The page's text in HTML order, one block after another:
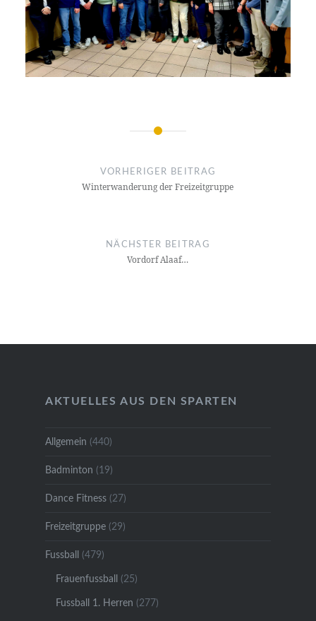
Beitragsnavigation
VORHERIGER BEITRAG
Winterwanderung der Freizeitgruppe
NÄCHSTER BEITRAG
Vordorf Alaaf…
AKTUELLES AUS DEN SPARTEN
Allgemein (440)
Badminton (19)
Dance Fitness(27)
Freizeitgruppe(29)
Fussball (479)
Frauenfussball (25)
Fussball 1. Herren (277)